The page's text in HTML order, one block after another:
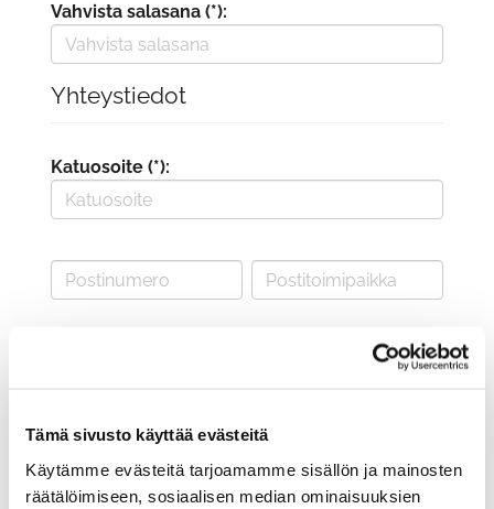
Tämä sivusto käyttää evästeitä
Käytämme evästeitä tarjoamamme sisällön ja mainosten
räätälöimiseen, sosiaalisen median ominaisuuksien
Vahvista salasana (*):
Yhteystiedot
Katuosoite (*):
Valitse seura: